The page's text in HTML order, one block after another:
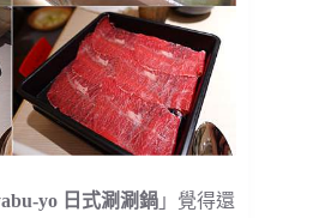
yo 日式涮涮鍋 」覺得還